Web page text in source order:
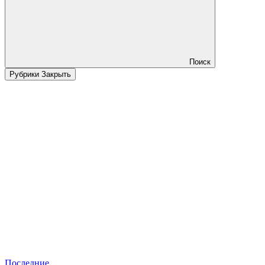
Поиск
Рубрики Закрыть